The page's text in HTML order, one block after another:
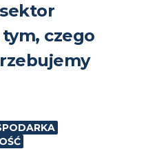
czego